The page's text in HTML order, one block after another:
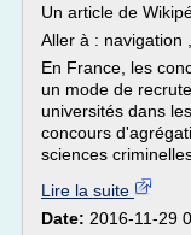
Un article de
Aller à : navigation
En France, les
un mode de
universités dans
concours
sciences
Lire la suite
Date: 2016-11-29